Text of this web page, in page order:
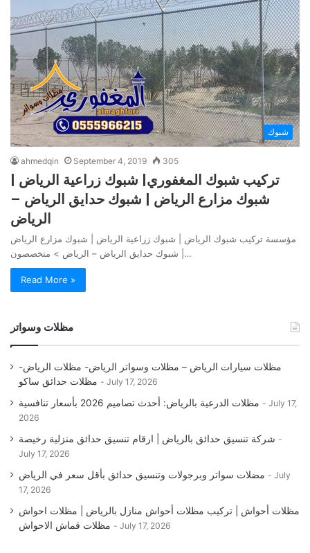
شبوك
ahmedqin September 4, 2019 305
تركيب شبوك المغفوري| شبوك زراعية الرياض |
شبوك مزارع الرياض | شبوك حدايق الرياض –
الرياض
مؤسسة تركيب شبوك الرياض | شبوك زراعية الرياض | شبوك مزارع الرياض
| شبوك حدايق الرياض – الرياض > متخصصون…
Read More »
مظلات وسواتر
مظلات سيارات الرياض – مظلات وسواتر الرياض- مظلات الرياض-
مظلات حدائق ساكو
July 17, 2026
مظلات الدرعية بالرياض: أحدث تصاميم 2026 بأسعار تنافسية
July 17,
2026
شركة تنسيق حدائق بالرياض | ارقام تنسيق حدائق منزلية رخيصة
July 17, 2026
مضلات سواتر وبرجولات وتنسيق حدائق بأقل سعر في الرياض
July
17, 2026
مظلات أحواش | تركيب مظلات أحواش منازل بالرياض | مظلات احواش
مظلات قماش الاحواش
July 17, 2026